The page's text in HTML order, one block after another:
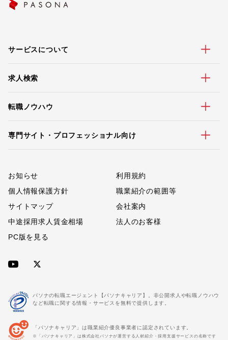
サービスについて
求人検索
転職ノウハウ
専門サイト・プロフェッショナル向け
お知らせ
利用規約
個人情報保護方針
職業紹介の範囲等
サイトマップ
会社案内
中途採用求人賃金相場
法人のお客様
PC版を見る
パソナの転職エージェント【パソナキャリア】。非公開求人や転職ノウハウ
など転職に関する情報・サービスを無料で提供します。
「パソナキャリア」は職業紹介優良事業者に認定されています。
※「パソナキャリア」は株式会社パソナが運営する人材紹介・採用支援サービスの名称です